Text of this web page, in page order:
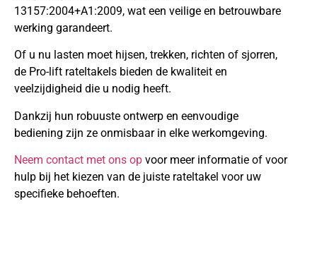
13157:2004+A1:2009, wat een veilige en betrouwbare
werking garandeert.
Of u nu lasten moet hijsen, trekken, richten of sjorren,
de Pro-lift rateltakels bieden de kwaliteit en
veelzijdigheid die u nodig heeft.
Dankzij hun robuuste ontwerp en eenvoudige
bediening zijn ze onmisbaar in elke werkomgeving.
Neem contact met ons op voor meer informatie of voor
hulp bij het kiezen van de juiste rateltakel voor uw
specifieke behoeften.